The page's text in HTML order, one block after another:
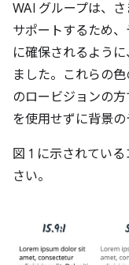
WAI グループは、
サポートするため
に確保されるように
ました。これらの
のロービジョンの
を使用せずに背景の
図 1 に示されてい
さい。